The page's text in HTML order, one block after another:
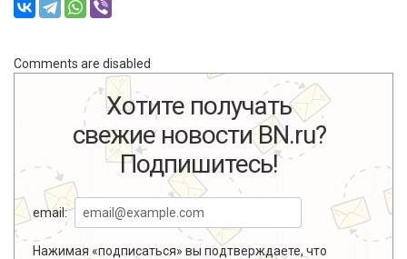
Comments are disabled
Хотите получать
свежие новости BN.ru?
Подпишитесь!
email:
Нажимая «подписаться» вы подтверждаете, что